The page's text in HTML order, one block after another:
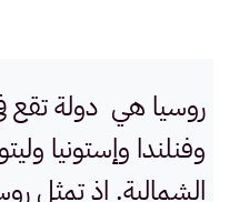
وفنلندا وإستونيا
الشمالية. اذ تمثل